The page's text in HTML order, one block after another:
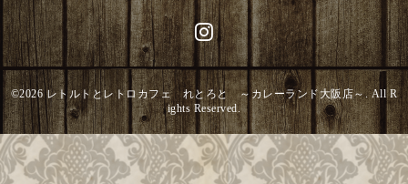
©2026レトルトとレトロカフェ れとろと ～カレーランド大阪店～. All R
ights Reserved.